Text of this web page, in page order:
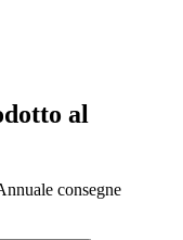
al
consegne